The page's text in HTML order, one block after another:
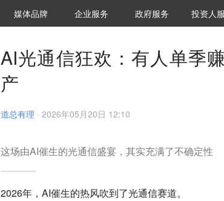
媒体品牌 36Kr研究院
企业服务 城市之窗
政府服务 VClub投资
投资机构职
投资人
AI光通信狂欢：有人单季
产
道总有理 · 2026年05月20日 12:10
这场由AI催生的光通信盛宴，其实充满了不确定性
2026年，AI催生的热风吹到了光通信赛道。